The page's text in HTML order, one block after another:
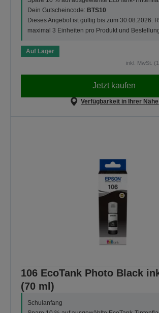
Dein Gutscheincode: BTS10
Dieses Angebot ist gültig bis zum 30.08.2026.
maximal 3 Einheiten pro Produkt und
Auf Lager
inkl. MwSt.
Jetzt kaufen
Verfügbarkeit in Ihrer Nähe
106 EcoTank Photo Black
(70 ml)
Schulanfang